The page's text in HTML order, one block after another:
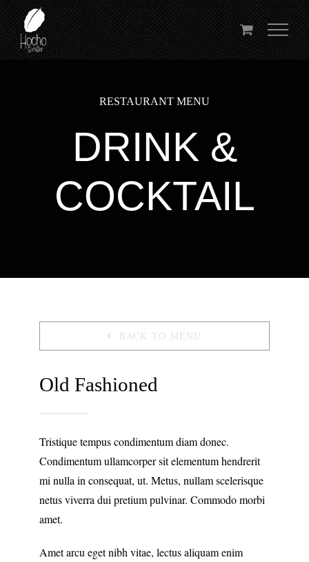
Przejdź
do
zawartości
RESTAURANT MENU
DRINK &
COCKTAIL
BACK TO MENU
Old Fashioned
Tristique tempus condimentum diam donec.
Condimentum ullamcorper sit elementum hendrerit
mi nulla in consequat, ut. Metus, nullam scelerisque
netus viverra dui pretium pulvinar. Commodo morbi
amet.
Amet arcu eget nibh vitae, lectus aliquam enim